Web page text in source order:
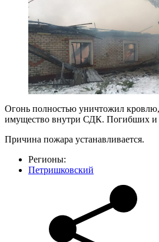
Огонь полностью уничтожил
имущество внутри СДК. Погибших и
Причина пожара устанавливается.
Регионы:
Петришковский